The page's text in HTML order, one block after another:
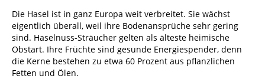
Die Hasel ist in ganz Europa weit verbreitet. Sie wächst
eigentlich überall, weil ihre Bodenansprüche sehr gering
sind. Haselnuss-Sträucher gelten als älteste heimische
Obstart. Ihre Früchte sind gesunde Energiespender, denn
die Kerne bestehen zu etwa 60 Prozent aus pflanzlichen
Fetten und Ölen.